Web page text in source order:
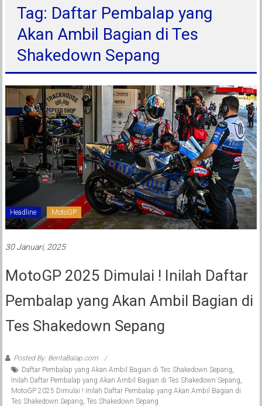
Tag: Daftar Pembalap yang
Akan Ambil Bagian di Tes
Shakedown Sepang
Headline MotoGP
30 Januari, 2025
MotoGP 2025 Dimulai ! Inilah Daftar
Pembalap yang Akan Ambil Bagian di
Tes Shakedown Sepang
Posted By: BeritaBalap.com
Daftar Pembalap yang Akan Ambil Bagian di Tes Shakedown Sepang,
Inilah Daftar Pembalap yang Akan Ambil Bagian di Tes Shakedown Sepang,
MotoGP 2025 Dimulai ! Inilah Daftar Pembalap yang Akan Ambil Bagian di
Tes Shakedown Sepang, Tes Shakedown Sepang